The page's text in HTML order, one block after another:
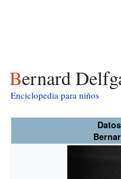
Bernard
Enciclopedia para niños